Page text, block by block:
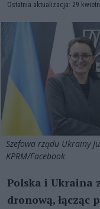
Ostatnia aktualizacja: 29
Szefowa rządu Ukrainy
KPRM/Facebook
Polska i Ukraina
dronową, łącząc